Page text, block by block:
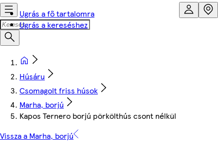
Ugrás a fő tartalomra
Ugrás a kereséshez
Húsáru
Csomagolt friss húsok
Marha, borjú
Kapos Ternero borjú pörkölthús csont nélkül
Vissza a Marha, borjú